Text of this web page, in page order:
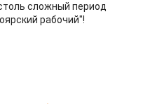
сложный период
рабочий"!